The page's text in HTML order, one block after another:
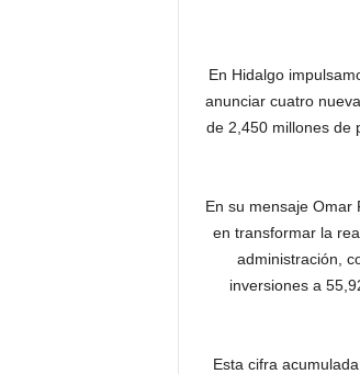
En Hidalgo
anunciar cuatro
de 2,450 millones de
En su mensaje Omar
en transformar la
administración,
inversiones a
Esta cifra